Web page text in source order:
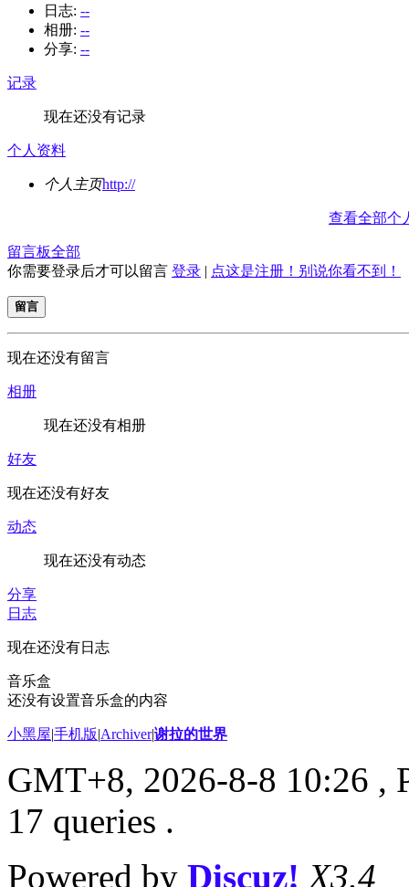
日志: --
相册: --
分享: --
记录
现在还没有记录
个人资料
个人主页http://
查看全部个
留言板全部
你需要登录后才可以留言 登录 | 点这是注册！别说你看不到！
留言
现在还没有留言
相册
现在还没有相册
好友
现在还没有好友
动态
现在还没有动态
分享
日志
现在还没有日志
音乐盒
还没有设置音乐盒的内容
小黑屋|手机版|Archiver|谢拉的世界
GMT+8, 2026-8-8 10:26 ,
17 queries .
Powered by Discuz! X3.4